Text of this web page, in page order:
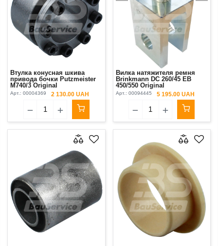
Втулка конусная шкива
привода бочки Putzmeister
M740/3 Original
Арт.: 00004369 2 130.00 UAH
Вилка натяжителя ремня
Brinkmann DC 260/45 EB
450/550 Original
Арт.: 00094445 5 195.00 UAH